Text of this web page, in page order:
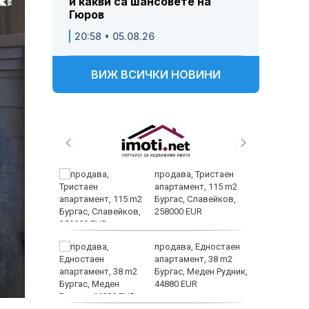
Гюров
20:58 • 05.08.26
ВИЖ ВСИЧКИ НОВИНИ
продава, Тристаен
апартамент, 115 m2
Бургас, Славейков,
258000 EUR
продава, Едностаен
апартамент, 38 m2
Бургас, Меден Рудник,
44880 EUR